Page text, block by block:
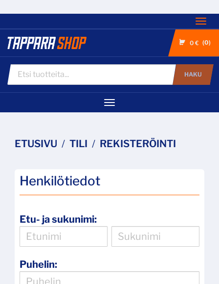
0 € 0
HAKU
Navigaatio
ETUSIVU TILI REKISTERÖINTI
Henkilötiedot
Etu- ja sukunimi:
Puhelin: